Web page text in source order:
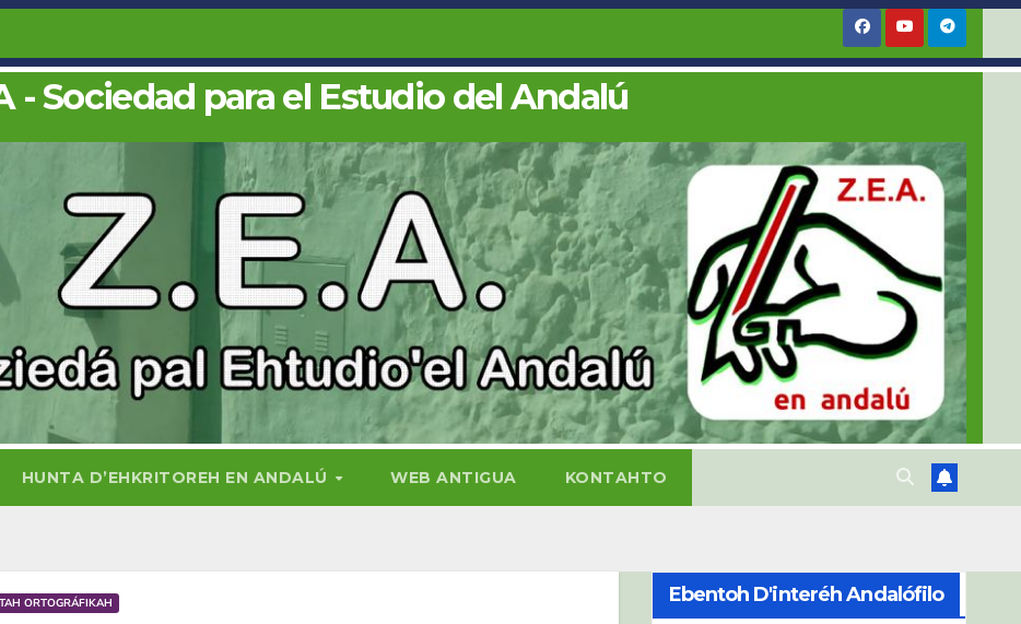
- Sociedad para el Estudio del Andalú
HUNTA D’EHKRITOREH EN ANDALÚ WEB ANTIGUA KONTAHTO
ORTOGRÁFIKAH Ebentoh D'interéh Andalófilo